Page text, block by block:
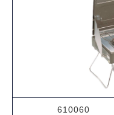
610060